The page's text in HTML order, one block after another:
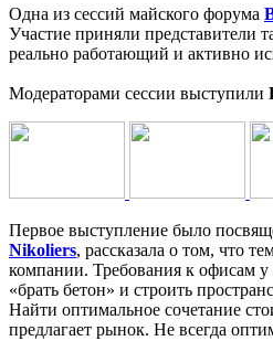
Одна из сессий майского форума
Участие приняли представители
реально работающий и активно
Модераторами сессии выступили
Первое выступление было
Nikoliers, рассказала о том, что
компании. Требования к офисам
«брать бетон» и строить
Найти оптимальное сочетание
предлагает рынок. Не всегда